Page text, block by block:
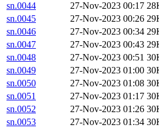
sn.0044
27-Nov-2023 00:17
sn.0045
27-Nov-2023 00:26
sn.0046
27-Nov-2023 00:34
sn.0047
27-Nov-2023 00:43
sn.0048
27-Nov-2023 00:51
sn.0049
27-Nov-2023 01:00
sn.0050
27-Nov-2023 01:08
sn.0051
27-Nov-2023 01:17
sn.0052
27-Nov-2023 01:26
sn.0053
27-Nov-2023 01:34